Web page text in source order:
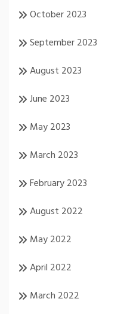
October 2023
September 2023
August 2023
June 2023
May 2023
March 2023
February 2023
August 2022
May 2022
April 2022
March 2022